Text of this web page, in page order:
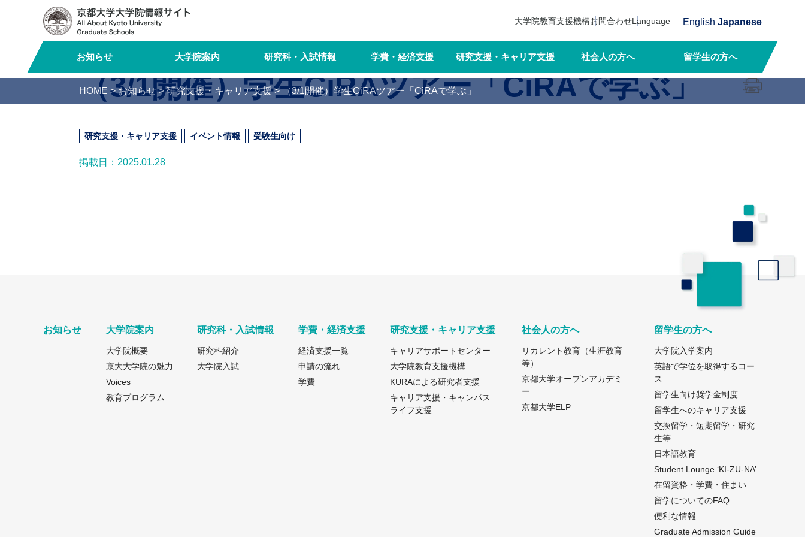
Logo-
Name
大学院教育支援機構お問合わせLanguage English Japanese
お知らせ 大学院案内 研究科・入試情報 学費・経済支援 研究支援・キャリア支援 社会人の方へ 留学生の方へ
HOME >お知らせ>研究支援・キャリア支援>（3/1開催）学生CiRAツアー「CiRAで学ぶ」
（3/1開催）学生CiRAツアー「CiRAで学ぶ」
研究支援・キャリア支援 イベント情報 受験生向け
掲載日：2025.01.28
お知らせ 大学院案内
大学院概要
京大大学院の魅力
Voices
教育プログラム
研究科・入試情報
研究科紹介
大学院入試
学費・経済支援
経済支援一覧
申請の流れ
学費
研究支援・キャリア支援
キャリアサポートセンター
大学院教育支援機構
KURAによる研究者支援
キャリア支援・キャンパス
ライフ支援
社会人の方へ
リカレント教育（生涯教育
等）
京都大学オープンアカデミ
ー
京都大学ELP
留学生の方へ
大学院入学案内
英語で学位を取得するコー
ス
留学生向け奨学金制度
留学生へのキャリア支援
交換留学・短期留学・研究
生等
日本語教育
Student Lounge ‘KI-ZU-NA’
在留資格・学費・住まい
留学についてのFAQ
便利な情報
Graduate Admission Guide